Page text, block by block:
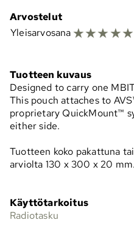
Arvostelut
Yleisarvosana ☆☆☆☆☆
Tuotteen kuvaus
Designed to carry one
This pouch attaches to
proprietary QuickMount™
either side.
Tuotteen koko pakattuna
arviolta 130 x 300 x 20 mm.
Käyttötarkoitus
Radiotasku